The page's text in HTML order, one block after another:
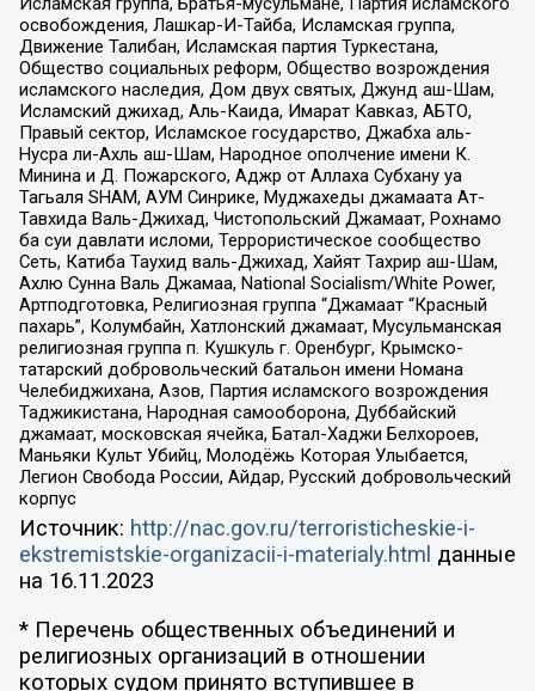
освобождения, Лашкар-И-Тайба, Исламская группа,
Движение Талибан, Исламская партия Туркестана,
Общество социальных реформ, Общество возрождения
исламского наследия, Дом двух святых, Джунд аш-Шам,
Исламский джихад, Аль-Каида, Имарат Кавказ, АБТО,
Правый сектор, Исламское государство, Джабха аль-
Нусра ли-Ахль аш-Шам, Народное ополчение имени К.
Минина и Д. Пожарского, Аджр от Аллаха Субхану уа
Тагьаля SHAM, АУМ Синрике, Муджахеды джамаата Ат-
Тавхида Валь-Джихад, Чистопольский Джамаат, Рохнамо
ба суи давлати исломи, Террористическое сообщество
Сеть, Катиба Таухид валь-Джихад, Хайят Тахрир аш-Шам,
Ахлю Сунна Валь Джамаа, National Socialism/White Power,
Артподготовка, Религиозная группа “Джамаат “Красный
пахарь”, Колумбайн, Хатлонский джамаат, Мусульманская
религиозная группа п. Кушкуль г. Оренбург, Крымско-
татарский добровольческий батальон имени Номана
Челебиджихана, Азов, Партия исламского возрождения
Таджикистана, Народная самооборона, Дуббайский
джамаат, московская ячейка, Батал-Хаджи Белхороев,
Маньяки Культ Убийц, Молодёжь Которая Улыбается,
Легион Свобода России, Айдар, Русский добровольческий
корпус
Источник: http://nac.gov.ru/terroristicheskie-i-
ekstremistskie-organizacii-i-materialy.html данные
на 16.11.2023
* Перечень общественных объединений и
религиозных организаций в отношении
которых судом принято вступившее в